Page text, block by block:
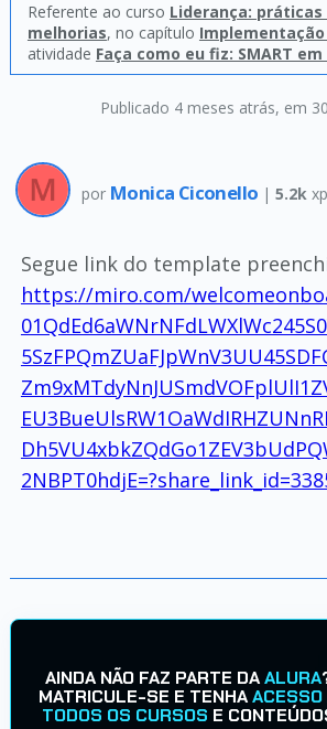
Publicado 4 meses atrás, em
Referente ao curso Liderança:
melhorias, no capítulo
atividade Faça como eu fiz: SMART
por Monica Ciconello | 5.2k
Segue link do template
https://miro.com/
AINDA NÃO FAZ PARTE DAALURA
MATRICULE-SE E TENHAACESSO
TODOS OS CURSOS E